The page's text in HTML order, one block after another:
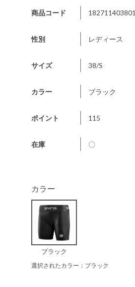
商品コード
性別 レディース
サイズ 38/S
カラー ブラック
ポイント 115
在庫 〇
カラー
ブラック
選択されたカラー：ブラック